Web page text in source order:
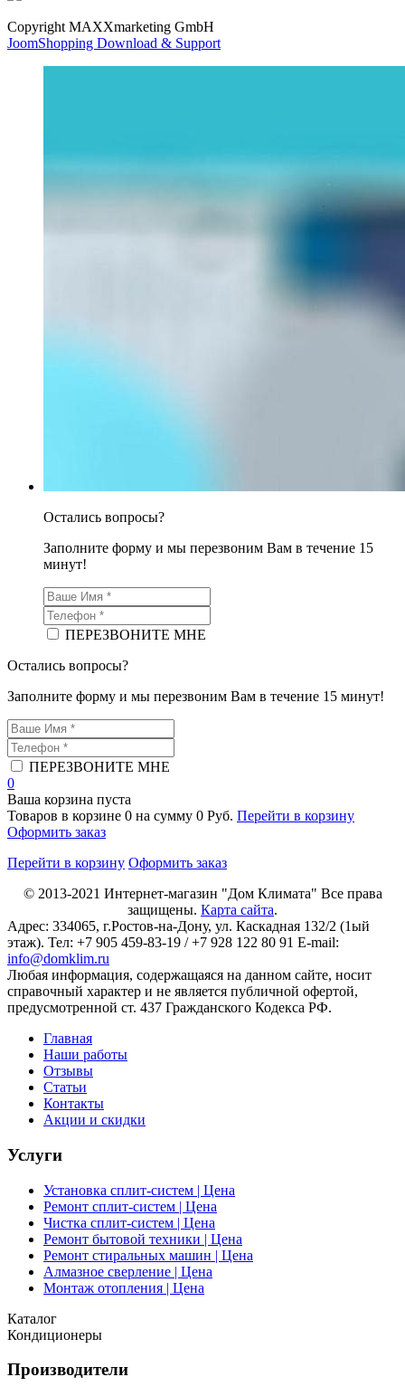
Copyright MAXXmarketing GmbH
JoomShopping Download & Support
Остались вопросы?
Заполните форму и мы перезвоним Вам в течение 15
минут!
ПЕРЕЗВОНИТЕ МНЕ
Остались вопросы?
Заполните форму и мы перезвоним Вам в течение 15 минут!
ПЕРЕЗВОНИТЕ МНЕ
0
Ваша корзина пуста
Товаров в корзине 0 на сумму 0 Руб. Перейти в корзину
Оформить заказ
Перейти в корзину Оформить заказ
© 2013-2021 Интернет-магазин "Дом Климата" Все права
защищены. Карта сайта.
Адрес: 334065, г.Ростов-на-Дону, ул. Каскадная 132/2 (1ый
этаж). Тел: +7 905 459-83-19 / +7 928 122 80 91 E-mail:
info@domklim.ru
Любая информация, содержащаяся на данном сайте, носит
справочный характер и не является публичной офертой,
предусмотренной ст. 437 Гражданского Кодекса РФ.
Главная
Наши работы
Отзывы
Статьи
Контакты
Акции и скидки
Услуги
Установка сплит-систем | Цена
Ремонт сплит-систем | Цена
Чистка сплит-систем | Цена
Ремонт бытовой техники | Цена
Ремонт стиральных машин | Цена
Алмазное сверление | Цена
Монтаж отопления | Цена
Каталог
Кондиционеры
Производители